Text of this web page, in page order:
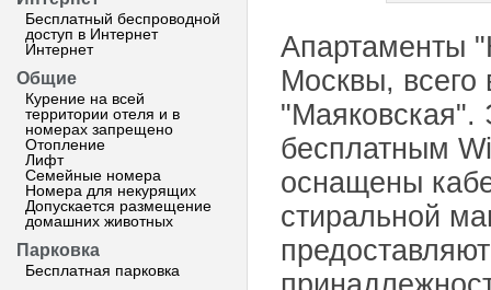
Бесплатный беспроводной
доступ в Интернет
Интернет
Общие
Курение на всей
территории отеля и в
номерах запрещено
Отопление
Лифт
Семейные номера
Номера для некурящих
Допускается размещение
домашних животных
Парковка
Бесплатная парковка
Апартаменты
Москвы, всего
"Маяковская".
бесплатным
оснащены
стиральной